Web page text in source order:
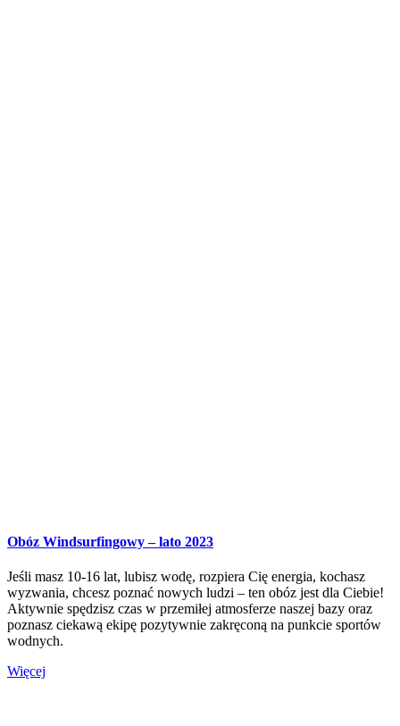
Obóz Windsurfingowy – lato 2023
Jeśli masz 10-16 lat, lubisz wodę, rozpiera Cię energia, kochasz
wyzwania, chcesz poznać nowych ludzi – ten obóz jest dla Ciebie!
Aktywnie spędzisz czas w przemiłej atmosferze naszej bazy oraz
poznasz ciekawą ekipę pozytywnie zakręconą na punkcie sportów
wodnych.
Więcej